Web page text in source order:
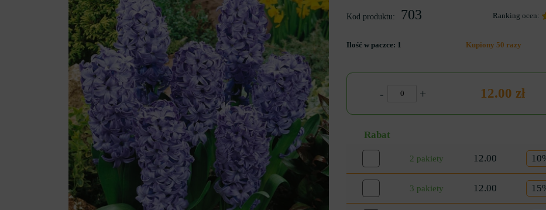
Kod produktu: 703 Ranking ocen:
Ilość w paczce: 1 Kupiony 50 razy
- + 12.00 zł
Rabat
2 pakiety 12.00
3 pakiety 12.00